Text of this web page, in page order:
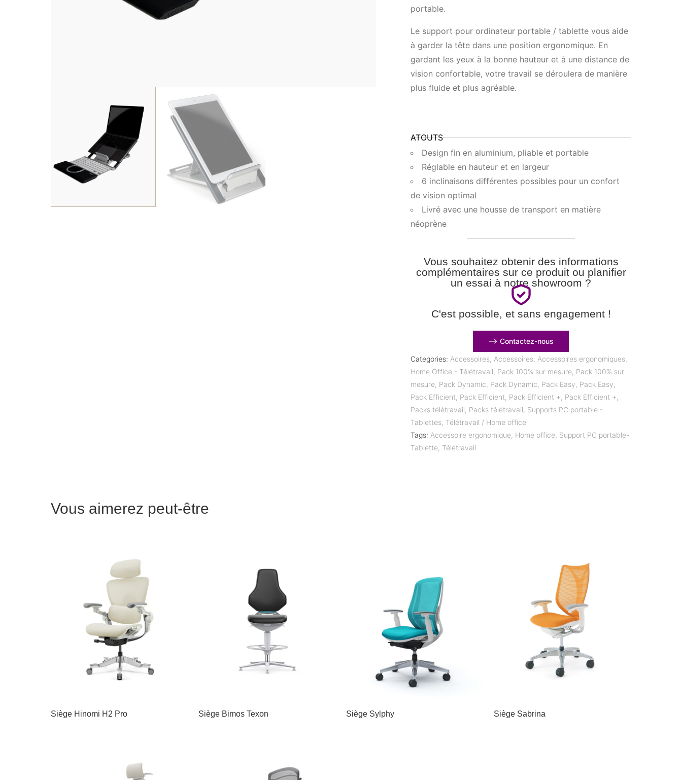
portable.
Le support pour ordinateur portable / tablette vous aide
à garder la tête dans une position ergonomique. En
gardant les yeux à la bonne hauteur et à une distance de
vision confortable, votre travail se déroulera de manière
plus fluide et plus agréable.
ATOUTS
Design fin en aluminium, pliable et portable
Réglable en hauteur et en largeur
6 inclinaisons différentes possibles pour un confort
de vision optimal
Livré avec une housse de transport en matière
néoprène
Vous souhaitez obtenir des informations
complémentaires sur ce produit ou planifier
un essai à notre showroom ?
C'est possible, et sans engagement !
⟶ Contactez-nous
Categories: Accessoires, Accessoires, Accessoires ergonomiques,
Home Office - Télétravail, Pack 100% sur mesure, Pack 100% sur
mesure, Pack Dynamic, Pack Dynamic, Pack Easy, Pack Easy,
Pack Efficient, Pack Efficient, Pack Efficient +, Pack Efficient +,
Packs télétravail, Packs télétravail, Supports PC portable -
Tablettes, Télétravail / Home office
Tags: Accessoire ergonomique, Home office, Support PC portable-
Tablette, Télétravail
Vous aimerez peut-être
Siège Hinomi H2 Pro Siège Bimos Texon Siège Sylphy Siège Sabrina